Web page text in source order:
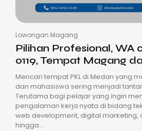
Lowongan Magang
Pilihan Profesional, WA
0119, Tempat Magang
Mencari tempat PKL di Medan yang
dan mahasiswa sering menjadi
Terutama bagi pelajar yang ingin
pengalaman kerja nyata di bidang
web development, digital marketing,
hingga...